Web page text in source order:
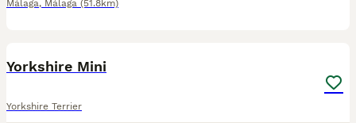
Málaga, Málaga (51.8km)
Yorkshire Mini
Yorkshire Terrier